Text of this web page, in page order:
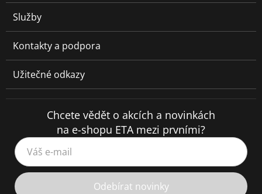
Služby
Kontakty a podpora
Užitečné odkazy
Chcete vědět o akcích a novinkách
na e-shopu ETA mezi prvními?
Váš e-mail
Odebírat novinky